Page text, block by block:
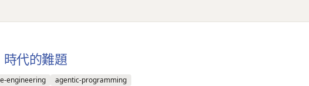
代的難題
engineering agentic-programming